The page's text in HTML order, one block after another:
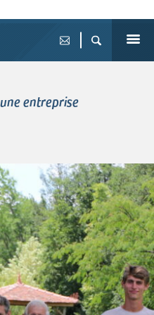
entreprise